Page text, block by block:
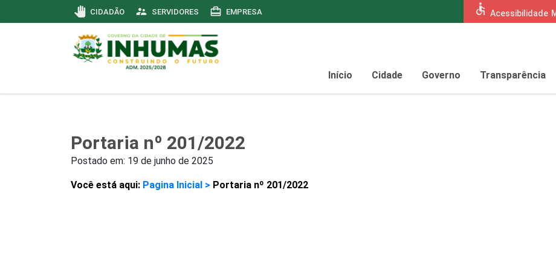
pan_tool CIDADÃO supervisor_account SERVIDORES card_travel EMPRESA accessible Acessibilidade
Início Cidade Governo Transparência
Portaria nº 201/2022
Postado em: 19 de junho de 2025
Você está aqui: Pagina Inicial > Portaria nº 201/2022